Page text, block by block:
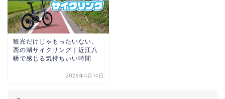
観光だけじゃもったいない、
西の湖サイクリング｜近江八
幡で感じる気持ちいい時間
2026年4月14日